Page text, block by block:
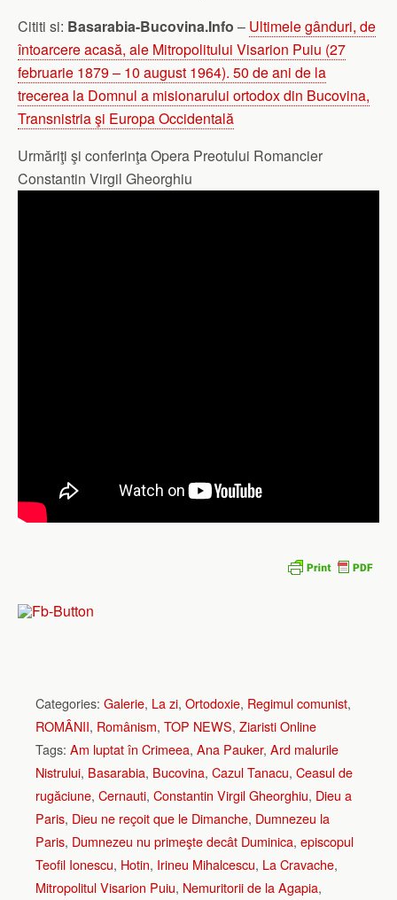
Cititi si: Basarabia-Bucovina.Info – Ultimele gânduri, de
întoarcere acasă, ale Mitropolitului Visarion Puiu (27
februarie 1879 – 10 august 1964). 50 de ani de la
trecerea la Domnul a misionarului ortodox din Bucovina,
Transnistria şi Europa Occidentală
Urmăriţi şi conferinţa Opera Preotului Romancier
Constantin Virgil Gheorghiu
Categories: Galerie, La zi, Ortodoxie, Regimul comunist,
ROMÂNII, Românism, TOP NEWS, Ziaristi Online
Tags: Am luptat în Crimeea, Ana Pauker, Ard malurile
Nistrului, Basarabia, Bucovina, Cazul Tanacu, Ceasul de
rugăciune, Cernauti, Constantin Virgil Gheorghiu, Dieu a
Paris, Dieu ne reçoit que le Dimanche, Dumnezeu la
Paris, Dumnezeu nu primeşte decât Duminica, episcopul
Teofil Ionescu, Hotin, Irineu Mihalcescu, La Cravache,
Mitropolitul Visarion Puiu, Nemuritorii de la Agapia,